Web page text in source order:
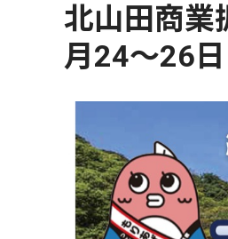
北山田商
月24〜26日